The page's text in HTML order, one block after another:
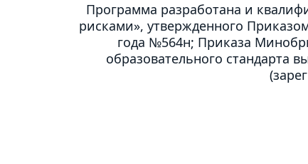
Программа разработана и
рисками», утвержденного
года №564н; Приказа
образовательного стандарта